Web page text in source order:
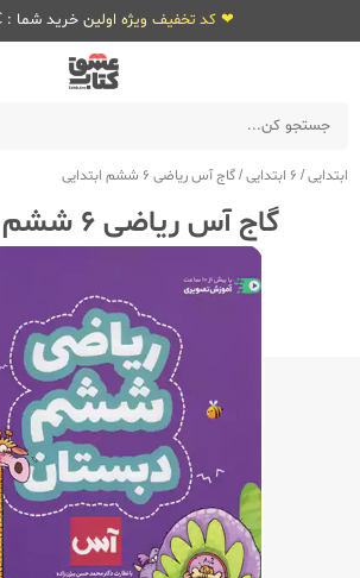
❤ کد تخفیف ویژه اولین خرید شما : KLC ❤
ابتدایی/ 6 ابتدایی /گاج آس ریاضی 6 ششم ابتدایی
گاج آس ریاضی 6 ششم ابتدایی